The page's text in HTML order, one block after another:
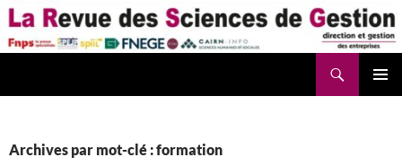
Aller
au
contenu
Archives par mot-clé : formation